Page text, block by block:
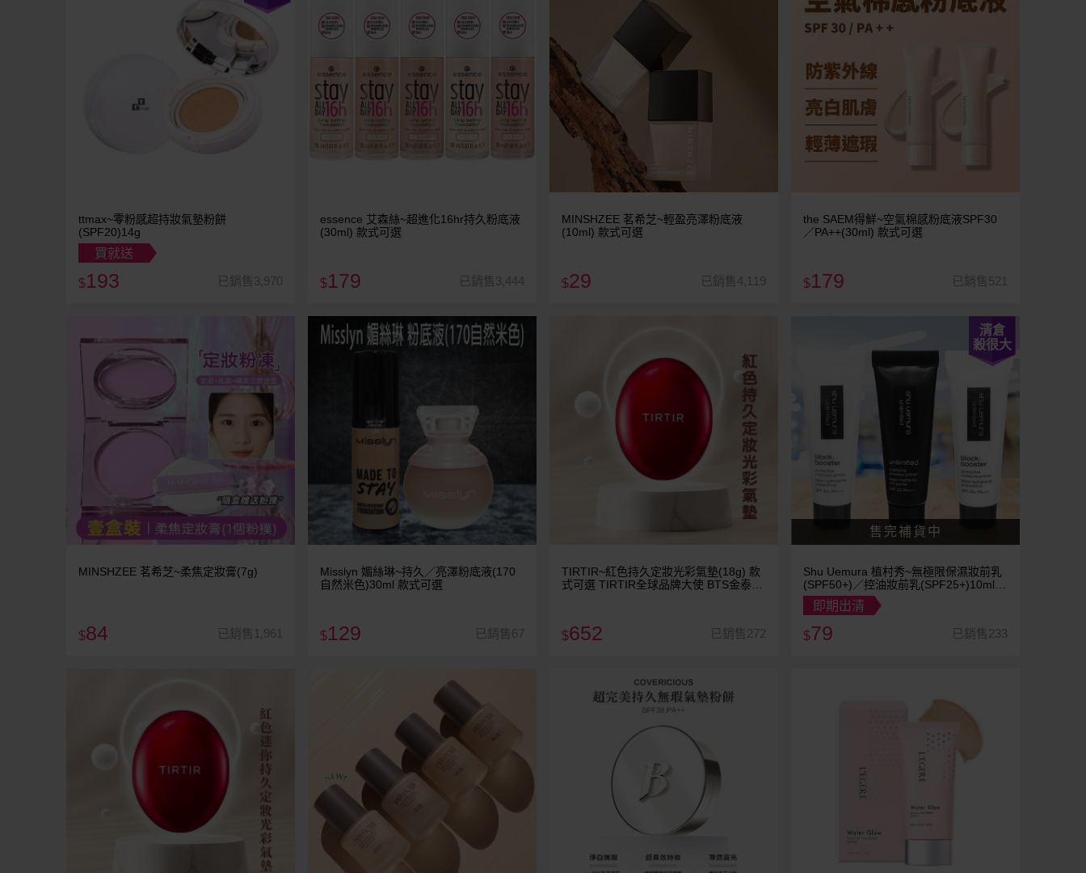
ttmax~零粉感超持妝氣墊粉餅
(SPF20)14g
買就送
$193 已銷售3,970
essence 艾森絲~超進化16hr持久粉底液
(30ml) 款式可選
$179 已銷售3,444
MINSHZEE 茗希芝~輕盈亮澤粉底液
(10ml) 款式可選
$29 已銷售4,119
the SAEM得鮮~空氣棉感粉底液SPF30
／PA++(30ml) 款式可選
$179 已銷售521
MINSHZEE 茗希芝~柔焦定妝膏(7g)
$84 已銷售1,961
Misslyn 媚絲琳~持久／亮澤粉底液(170
自然米色)30ml 款式可選
$129 已銷售67
TIRTIR~紅色持久定妝光彩氣墊(18g) 款
式可選 TIRTIR全球品牌大使 BTS金泰亨
$652 已銷售272
清倉
殺很大
Shu Uemura 植村秀~無極限保濕妝前乳
(SPF50+)／控油妝前乳(SPF25+)10ml
款式可選
即期出清
$79 已銷售233